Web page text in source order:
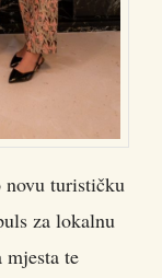
novu turističku
za lokalnu
mjesta te